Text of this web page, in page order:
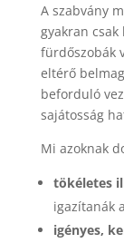
A szabvány
gyakran
fürdőszobák
eltérő
beforduló
sajátosság
Mi azoknak
tökéletes
igazítanák
igényes,